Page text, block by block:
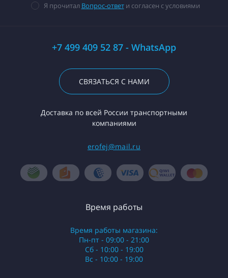
Я прочитал Вопрос-ответи согласен с условиями
+7 499 409 52 87 - WhatsApp
СВЯЗАТЬСЯ С НАМИ
Доставка по всей России транспортными
компаниями
erofej@mail.ru
Время работы
Время работы магазина:
Пн-пт - 09:00 - 21:00
Сб - 10:00 - 19:00
Вс - 10:00 - 19:00